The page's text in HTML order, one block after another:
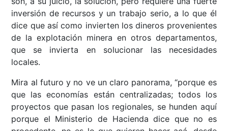
inversión de recursos y un trabajo serio, a lo que él
dice que así como invierten los dineros provenientes
de la explotación minera en otros departamentos,
que se invierta en solucionar las necesidades
locales.
Mira al futuro y no ve un claro panorama, “porque es
que las economías están centralizadas; todos los
proyectos que pasan los regionales, se hunden aquí
porque el Ministerio de Hacienda dice que no es